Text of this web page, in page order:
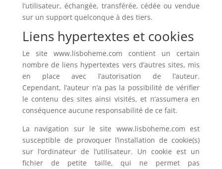
l’utilisateur, échangée, transférée, cédée ou vendue
sur un support quelconque à des tiers.
Liens hypertextes et cookies
Le site www.lisboheme.com contient un certain
nombre de liens hypertextes vers d’autres sites, mis
en place avec l’autorisation de l’auteur.
Cependant, l’auteur n’a pas la possibilité de vérifier
le contenu des sites ainsi visités, et n’assumera en
conséquence aucune responsabilité de ce fait.
La navigation sur le site www.lisboheme.com est
susceptible de provoquer l’installation de cookie(s)
sur l’ordinateur de l’utilisateur. Un cookie est un
fichier de petite taille, qui ne permet pas